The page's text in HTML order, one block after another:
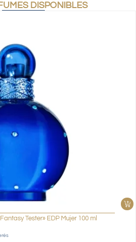
DISPONIBLES
Tester» EDP Mujer 100 ml